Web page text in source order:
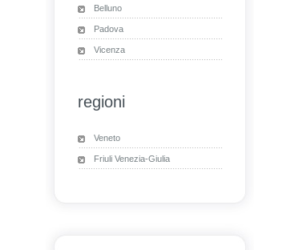
Belluno
Padova
Vicenza
regioni
Veneto
Friuli Venezia-Giulia